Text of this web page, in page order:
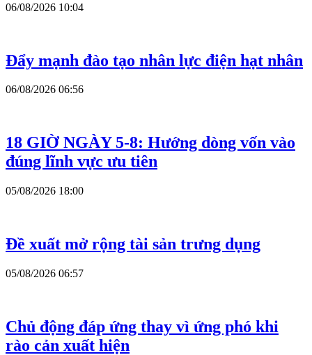
06/08/2026 10:04
Đẩy mạnh đào tạo nhân lực điện hạt nhân
06/08/2026 06:56
18 GIỜ NGÀY 5-8: Hướng dòng vốn vào
đúng lĩnh vực ưu tiên
05/08/2026 18:00
Đề xuất mở rộng tài sản trưng dụng
05/08/2026 06:57
Chủ động đáp ứng thay vì ứng phó khi
rào cản xuất hiện